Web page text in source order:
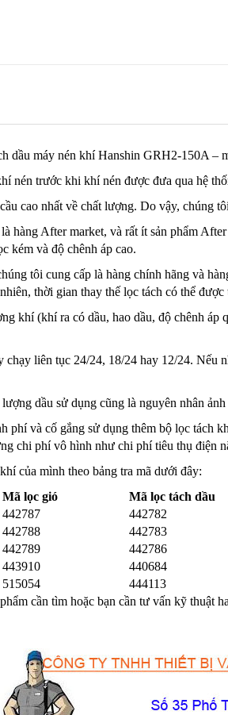
dầu máy nén khí Hanshin GRH2-150A –
nén trước khi khí nén được đưa qua hệ
cao nhất về chất lượng. Do vậy, chúng
hàng After market, và rất ít sản phẩm
kém và độ chênh áp cao.
tôi cung cấp là hàng chính hãng và
thời gian thay thế lọc tách có thể
khí (khí ra có dầu, hao dầu, độ chênh
liên tục 24/24, 18/24 hay 12/24.
dầu sử dụng cũng là nguyên nhân
và cố gắng sử dụng thêm bộ lọc tách
chi phí vô hình như chi phí tiêu thụ điện
của mình theo bảng tra mã dưới đây:
Mã lọc gió
Mã lọc tách dầu
442787
442782
442788
442783
442789
442786
443910
440684
515054
444113
cần tìm hoặc bạn cần tư vấn kỹ thuật